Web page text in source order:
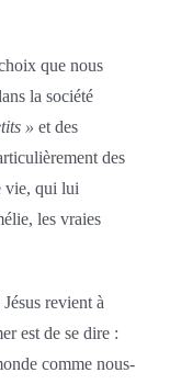
que nous
la société
» et des
des
vie, qui lui
les vraies
revient à
est de se dire :
comme nous-